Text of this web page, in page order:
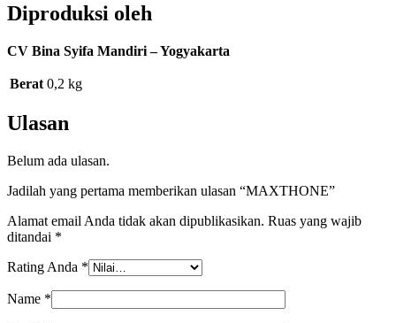
Diproduksi oleh
CV Bina Syifa Mandiri – Yogyakarta
Berat 0,2 kg
Ulasan
Belum ada ulasan.
Jadilah yang pertama memberikan ulasan “MAXTHONE”
Alamat email Anda tidak akan dipublikasikan. Ruas yang wajib
ditandai *
Rating Anda *
Name *